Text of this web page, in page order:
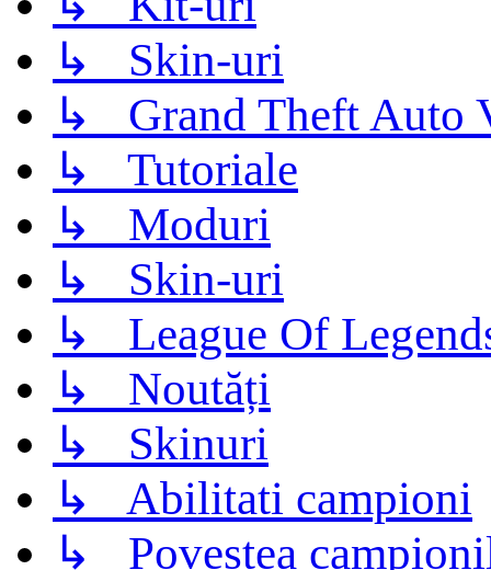
↳ Skin-uri
↳ Grand Theft Auto
↳ Tutoriale
↳ Moduri
↳ Skin-uri
↳ League Of
↳ Noutăți
↳ Skinuri
↳ Abilitati campioni
↳ Povestea